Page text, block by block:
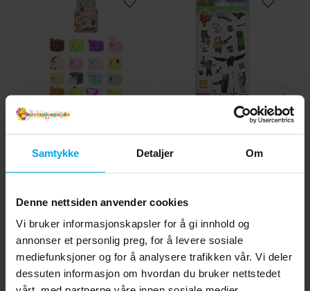
Samtykke Detaljer Om
Denne nettsiden anvender cookies
Vi bruker informasjonskapsler for å gi innhold og
annonser et personlig preg, for å levere sosiale
mediefunksjoner og for å analysere trafikken vår. Vi deler
dessuten informasjon om hvordan du bruker nettstedet
hverdagen. ✔️ Lengde: 30 cm ✔️ Laget av
100 % polyester ✔️ Offisielt lisensiert
Squishy Pikseldyr 4 cm
Minecraft Klistremerker
20 stk.
Andre kjøpte også